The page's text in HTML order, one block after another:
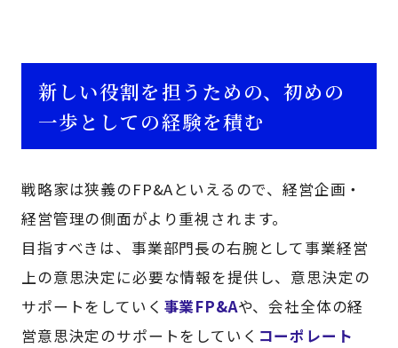
新しい役割を担うための、初めの
一歩としての経験を積む
戦略家は狭義のFP&Aといえるので、経営企画・
経営管理の側面がより重視されます。
目指すべきは、事業部門長の右腕として事業経営
上の意思決定に必要な情報を提供し、意思決定の
サポートをしていく 事業FP&Aや、会社全体の経
営意思決定のサポートをしていく コーポレート